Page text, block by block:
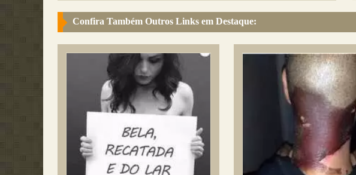
Confira Também Outros Links em Destaque: